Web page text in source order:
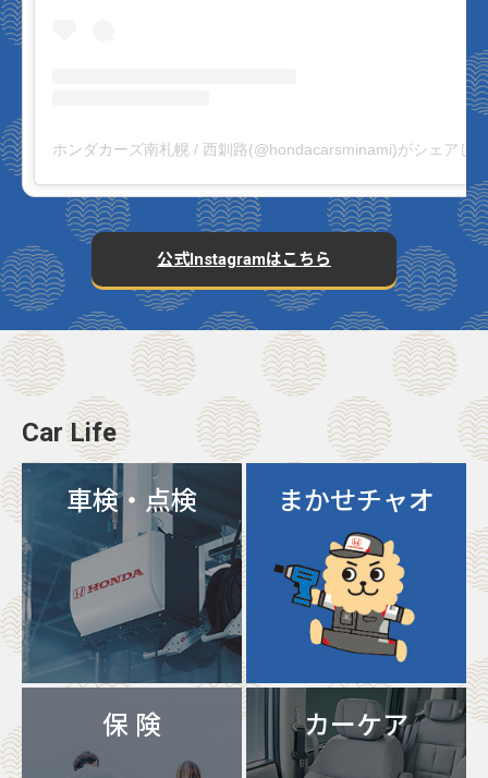
ホンダカーズ南札幌 / 西釧路(@hondacarsminami)がシェアし
公式Instagramはこちら
Car Life
車検・点検 まかせチャオ
保 険 カーケア